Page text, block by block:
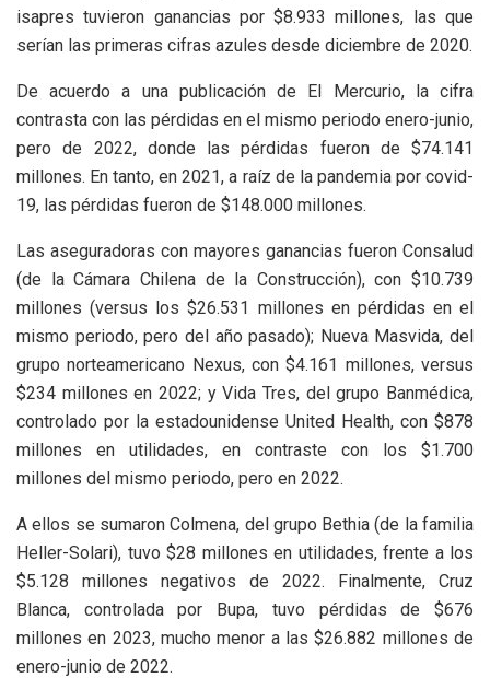
isapres tuvieron ganancias por $8.933 millones, las que
serían las primeras cifras azules desde diciembre de 2020.
De acuerdo a una publicación de El Mercurio, la cifra
contrasta con las pérdidas en el mismo periodo enero-junio,
pero de 2022, donde las pérdidas fueron de $74.141
millones. En tanto, en 2021, a raíz de la pandemia por covid-
19, las pérdidas fueron de $148.000 millones.
Las aseguradoras con mayores ganancias fueron Consalud
(de la Cámara Chilena de la Construcción), con $10.739
millones (versus los $26.531 millones en pérdidas en el
mismo periodo, pero del año pasado); Nueva Masvida, del
grupo norteamericano Nexus, con $4.161 millones, versus
$234 millones en 2022; y Vida Tres, del grupo Banmédica,
controlado por la estadounidense United Health, con $878
millones en utilidades, en contraste con los $1.700
millones del mismo periodo, pero en 2022.
A ellos se sumaron Colmena, del grupo Bethia (de la familia
Heller-Solari), tuvo $28 millones en utilidades, frente a los
$5.128 millones negativos de 2022. Finalmente, Cruz
Blanca, controlada por Bupa, tuvo pérdidas de $676
millones en 2023, mucho menor a las $26.882 millones de
enero-junio de 2022.